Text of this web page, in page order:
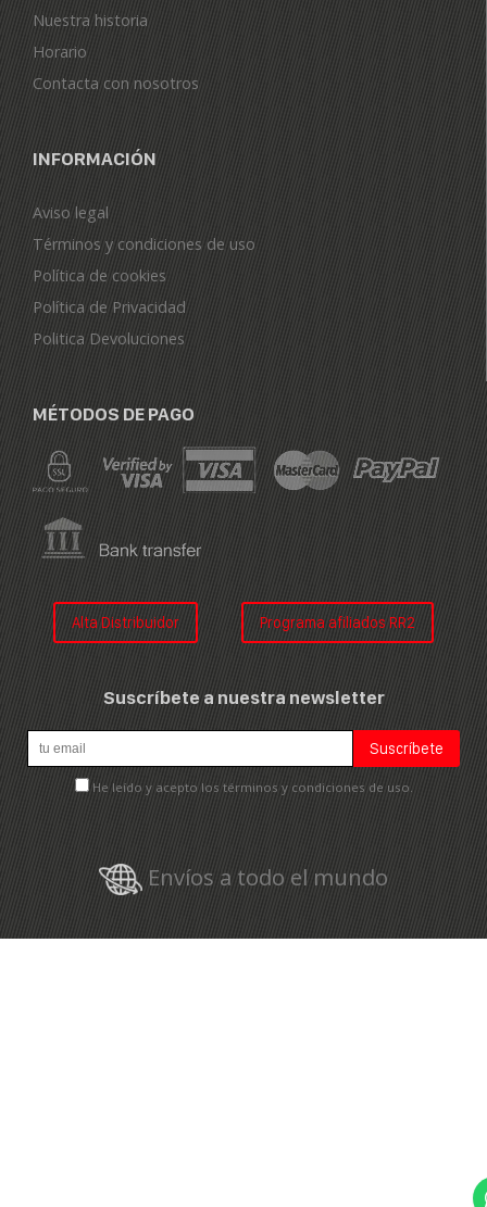
Nuestra historia
Horario
Contacta con nosotros
INFORMACIÓN
Aviso legal
Términos y condiciones de uso
Política de cookies
Política de Privacidad
Politica Devoluciones
MÉTODOS DE PAGO
Alta Distribuidor Programa afiliados RR2
Suscríbete a nuestra newsletter
He leído y acepto los términos y condiciones de uso.
Envíos a todo el mundo